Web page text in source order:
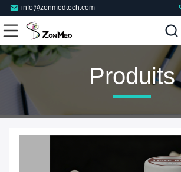
info@zonmedtech.com
Produits